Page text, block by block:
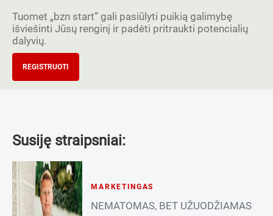
Tuomet „bzn start” gali pasiūlyti puikią galimybę
išviešinti Jūsų renginį ir padėti pritraukti potencialių
dalyvių.
REGISTRUOTI
Susiję straipsniai:
MARKETINGAS
NEMATOMAS, BET UŽUODŽIAMAS